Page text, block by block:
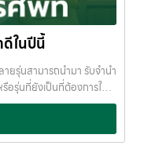
ดีในปีนี้
รุ่นสามารถนำมา รับจำนำ
อรุ่นที่ยังเป็นที่ต้องการใน
อถือ ถือเป็นทางเลือกที่
JumnumPlus ขอพาไปดู
ปีนี้ iPhone รุ่นที่รับจำนำได้